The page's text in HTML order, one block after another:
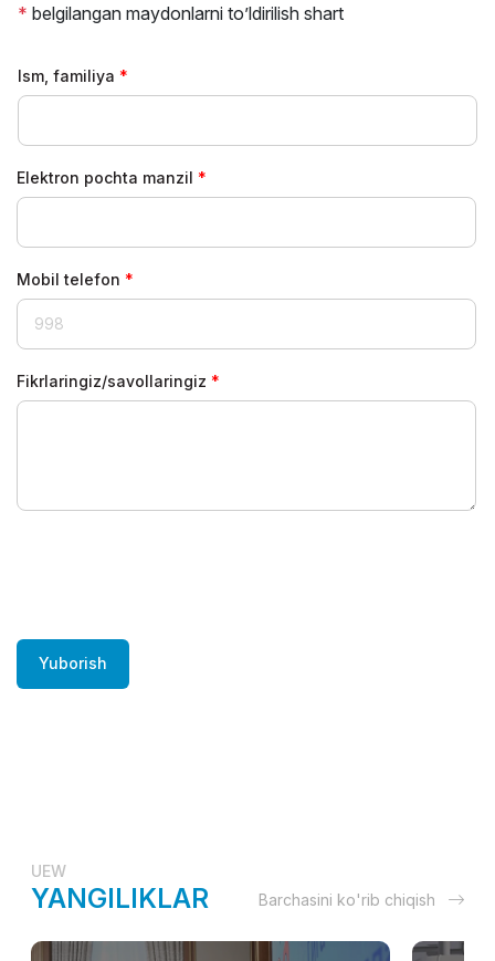
* belgilangan maydonlarni to’ldirilish shart
Ism, familiya
Elektron pochta manzil
Mobil telefon
Fikrlaringiz/savollaringiz
Yuborish
UEW
YANGILIKLAR Barchasini ko'rib chiqish